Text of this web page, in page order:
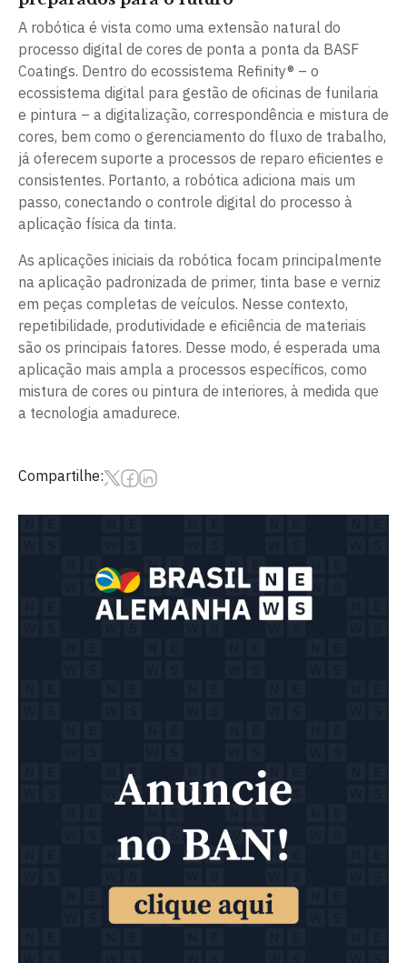
A robótica é vista como uma extensão natural do
processo digital de cores de ponta a ponta da BASF
Coatings. Dentro do ecossistema Refinity® – o
ecossistema digital para gestão de oficinas de funilaria
e pintura – a digitalização, correspondência e mistura de
cores, bem como o gerenciamento do fluxo de trabalho,
já oferecem suporte a processos de reparo eficientes e
consistentes. Portanto, a robótica adiciona mais um
passo, conectando o controle digital do processo à
aplicação física da tinta.
As aplicações iniciais da robótica focam principalmente
na aplicação padronizada de primer, tinta base e verniz
em peças completas de veículos. Nesse contexto,
repetibilidade, produtividade e eficiência de materiais
são os principais fatores. Desse modo, é esperada uma
aplicação mais ampla a processos específicos, como
mistura de cores ou pintura de interiores, à medida que
a tecnologia amadurece.
Compartilhe: